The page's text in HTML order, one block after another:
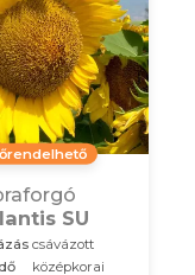
SU
csávázott
középkorai